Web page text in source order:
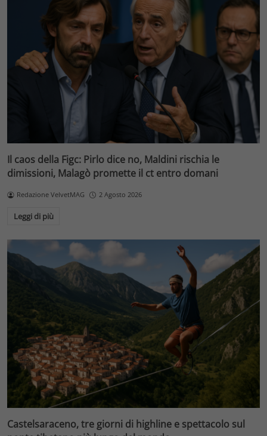
Il caos della Figc: Pirlo dice no, Maldini rischia le
dimissioni, Malagò promette il ct entro domani
Redazione VelvetMAG 2 Agosto 2026
Leggi di più
Castelsaraceno, tre giorni di highline e spettacolo sul